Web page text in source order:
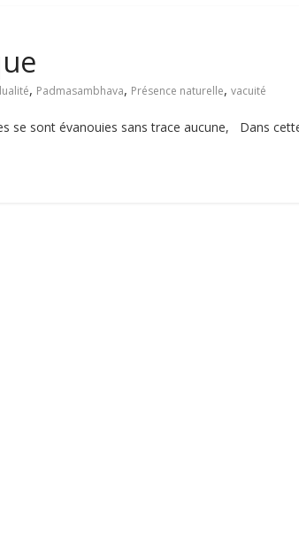
, Padmasambhava, Présence naturelle, vacuité
se sont évanouies sans trace aucune, Dans